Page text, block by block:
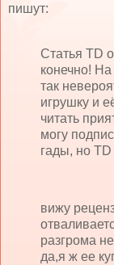
пишут:
Статья TD
конечно!
так
игрушку и
читать
могу
гады, но
вижу
разгрома
да,я ж ее